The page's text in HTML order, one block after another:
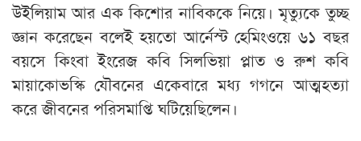
উইলিয়াম আর এক কিশোর নাবিককে নিয়ে। মৃত্যুকে তুচ্ছ
জ্ঞান করেছেন বলেই হয়তো আর্নেস্ট হেমিংওয়ে ৬১ বছর
বয়সে কিংবা ইংরেজ কবি সিলভিয়া প্লাত ও রুশ কবি
মায়াকোভস্কি যৌবনের একেবারে মধ্য গগনে আত্মহত্যা
করে জীবনের পরিসমাপ্তি ঘটিয়েছিলেন।